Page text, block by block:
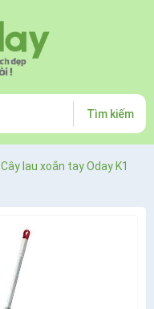
Tìm kiếm
Cây lau xoắn tay Oday K1